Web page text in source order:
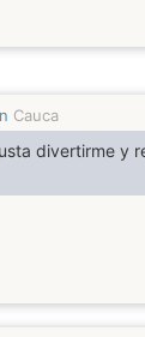
Cauca
divertirme y